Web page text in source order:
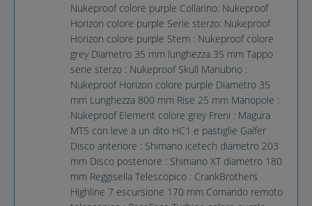
Nukeproof colore purple Collarino: Nukeproof
Horizon colore purple Serie sterzo: Nukeproof
Horizon colore purple Stem : Nukeproof colore
grey Diametro 35 mm lunghezza 35 mm Tappo
serie sterzo : Nukeproof Skull Manubrio :
Nukeproof Horizon colore purple Diametro 35
mm Lunghezza 800 mm Rise 25 mm Manopole :
Nukeproof Element colore grey Freni : Magura
MT5 con leve a un dito HC1 e pastiglie Galfer
Disco anteriore : Shimano icetech diametro 203
mm Disco posteriore : Shimano XT diametro 180
mm Reggisella Telescopico : CrankBrothers
Highline 7 escursione 170 mm Comando remoto